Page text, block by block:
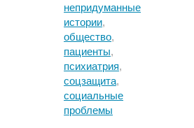
непридуманные
истории,
общество,
пациенты,
психиатрия,
соцзащита,
социальные
проблемы